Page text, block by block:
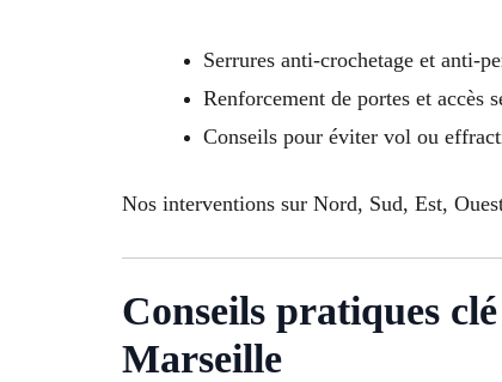
Serrures anti-crochetage et anti-
Renforcement de portes et accès
Conseils pour éviter vol ou
Nos interventions sur Nord, Sud, Est,
Conseils pratiques
Marseille